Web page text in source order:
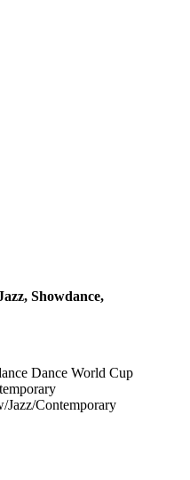
Showdance,
Dance World Cup
Jazz/Contemporary